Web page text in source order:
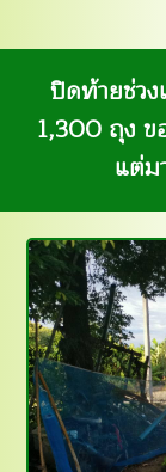
ปิดท้ายช่ว
1,300 ถุง
แต่ม